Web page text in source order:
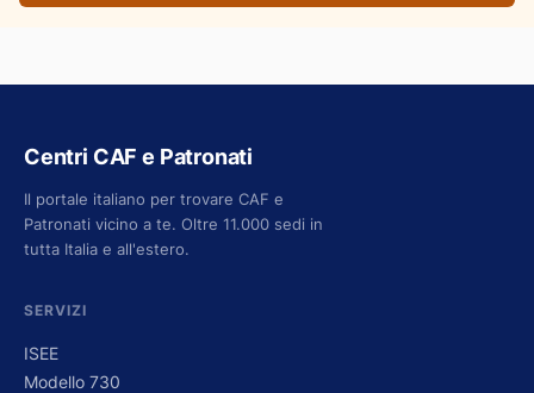
Centri CAF e Patronati
Il portale italiano per trovare CAF e
Patronati vicino a te. Oltre 11.000 sedi in
tutta Italia e all'estero.
SERVIZI
ISEE
Modello 730